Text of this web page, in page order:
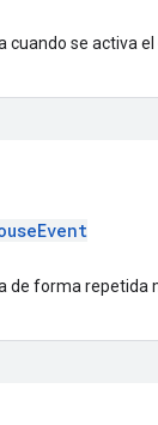
cuando se activa el
de forma repetida